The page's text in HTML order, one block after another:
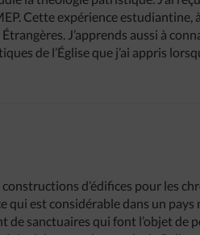
Cette expérience estudiantine,
J’apprends aussi à
de l’Église que j’ai appris
d’édifices pour les
qui est considérable dans un
sanctuaires qui font l’objet de